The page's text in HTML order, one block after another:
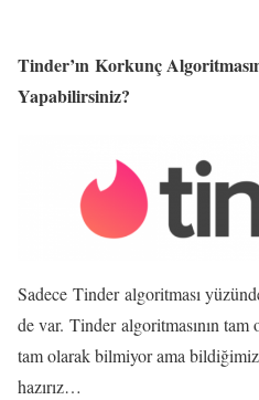
Tinder’ın Korkunç
Yapabilirsiniz?
Sadece Tinder algoritması
de var. Tinder algoritmasının tam
tam olarak bilmiyor ama bildiğimiz
hazırız…